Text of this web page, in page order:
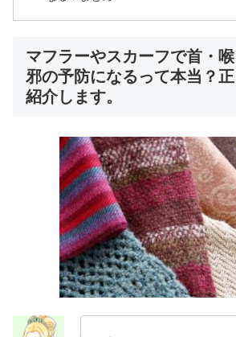
マフラーやスカーフで首・
邪の予防になるって本当？
紹介します。